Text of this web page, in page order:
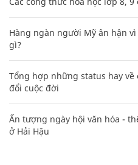
Hàng ngàn người Mỹ ân hận vì
gì?
Tổng hợp những status hay
đổi cuộc đời
Ấn tượng ngày hội văn hóa -
ở Hải Hậu